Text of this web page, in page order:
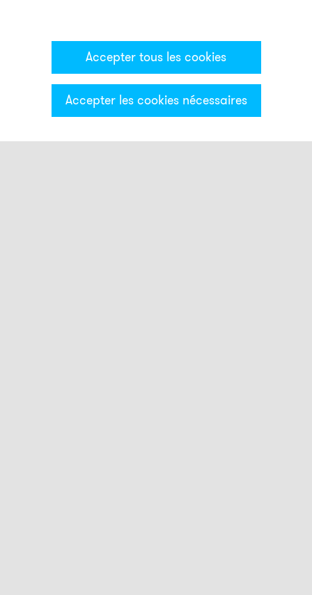
Catégories & Filter
Accepter tous les cookies
Accepter les cookies nécessaires